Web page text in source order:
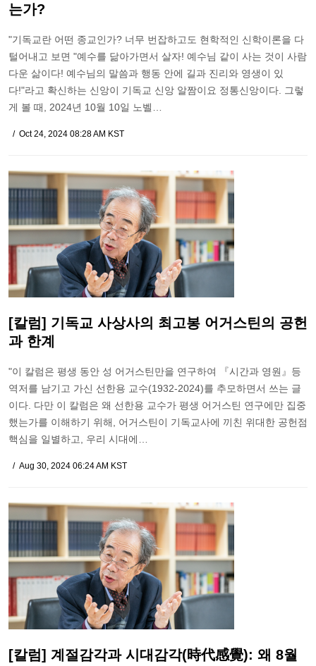
는가?
"기독교란 어떤 종교인가? 너무 번잡하고도 현학적인 신학이론을 다
털어내고 보면 "예수를 닮아가면서 살자! 예수님 같이 사는 것이 사람
다운 삶이다! 예수님의 말씀과 행동 안에 길과 진리와 영생이 있
다!"라고 확신하는 신앙이 기독교 신앙 알짬이요 정통신앙이다. 그렇
게 볼 때, 2024년 10월 10일 노벨…
Oct 24, 2024 08:28 AM KST
[칼럼] 기독교 사상사의 최고봉 어거스틴의 공헌
과 한계
"이 칼럼은 평생 동안 성 어거스틴만을 연구하여 『시간과 영원』등
역저를 남기고 가신 선한용 교수(1932-2024)를 추모하면서 쓰는 글
이다. 다만 이 칼럼은 왜 선한용 교수가 평생 어거스틴 연구에만 집중
했는가를 이해하기 위해, 어거스틴이 기독교사에 끼친 위대한 공헌점
핵심을 일별하고, 우리 시대에…
Aug 30, 2024 06:24 AM KST
[칼럼] 계절감각과 시대감각(時代感覺): 왜 8월